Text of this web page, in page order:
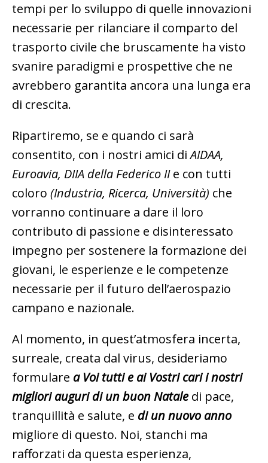
tempi per lo sviluppo di quelle innovazioni
necessarie per rilanciare il comparto del
trasporto civile che bruscamente ha visto
svanire paradigmi e prospettive che ne
avrebbero garantita ancora una lunga era
di crescita.
Ripartiremo, se e quando ci sarà
consentito, con i nostri amici diAIDAA,
Euroavia, DIIA della Federico IIe con tutti
coloro (Industria, Ricerca, Università) che
vorranno continuare a dare il loro
contributo di passione e disinteressato
impegno per sostenere la formazione dei
giovani, le esperienze e le competenze
necessarie per il futuro dell’aerospazio
campano e nazionale.
Al momento, in quest’atmosfera incerta,
surreale, creata dal virus, desideriamo
formulare a Voi tutti e ai Vostri cari i nostri
migliori auguri di un buon Nataledi pace,
tranquillità e salute, e di un nuovo anno
migliore di questo. Noi, stanchi ma
rafforzati da questa esperienza,